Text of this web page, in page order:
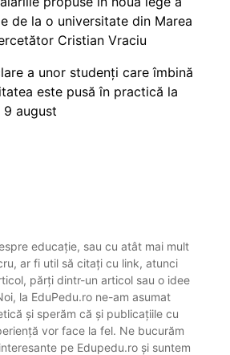
de la o universitate din Marea
Cristian Vraciu
a unor studenți care îmbină
este pusă în practică la
9 august
educație, sau cu atât mai mult
ar fi util să citați cu link, atunci
părți dintr-un articol sau o idee
la EduPedu.ro ne-am asumat
și sperăm că și publicațiile cu
vor face la fel. Ne bucurăm
pe Edupedu.ro și suntem